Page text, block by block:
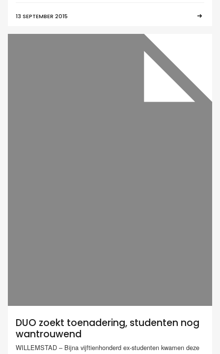
13 SEPTEMBER 2015
DUO zoekt toenadering, studenten nog
wantrouwend
WILLEMSTAD – Bijna vijftienhonderd ex-studenten kwamen deze